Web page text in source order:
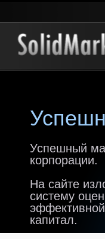
Успешный
корпорации.
На сайте
систему
капитал.